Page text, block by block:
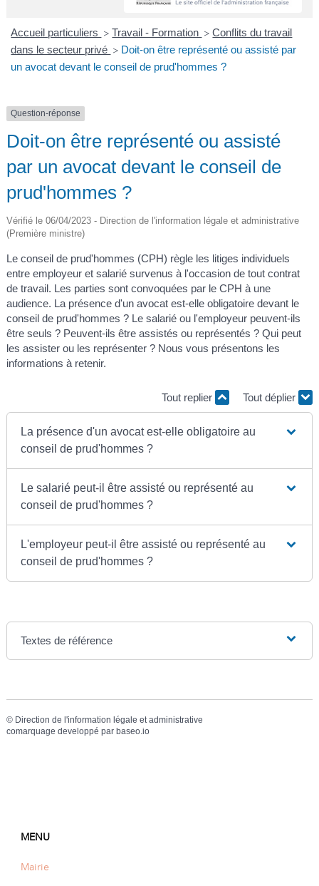
E
Accueil particuliers > Travail - Formation > Conflits du travail
dans le secteur privé > Doit-on être représenté ou assisté par
un avocat devant le conseil de prud'hommes ?
Question-réponse
Doit-on être représenté ou assisté
par un avocat devant le conseil de
prud'hommes ?
Vérifié le 06/04/2023 - Direction de l'information légale et administrative
(Première ministre)
Le conseil de prud'hommes (CPH) règle les litiges individuels
entre employeur et salarié survenus à l'occasion de tout contrat
de travail. Les parties sont convoquées par le CPH à une
audience. La présence d'un avocat est-elle obligatoire devant le
conseil de prud'hommes ? Le salarié ou l'employeur peuvent-ils
être seuls ? Peuvent-ils être assistés ou représentés ? Qui peut
les assister ou les représenter ? Nous vous présentons les
informations à retenir.
Tout replier Tout déplier
La présence d'un avocat est-elle obligatoire au
conseil de prud'hommes ?
Le salarié peut-il être assisté ou représenté au
conseil de prud'hommes ?
L'employeur peut-il être assisté ou représenté au
conseil de prud'hommes ?
Textes de référence
© Direction de l'information légale et administrative
comarquage developpé par baseo.io
MENU
Mairie